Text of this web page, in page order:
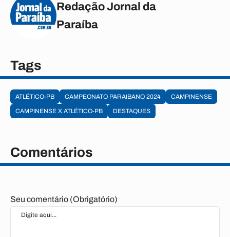
Redação Jornal da
Paraíba
Tags
ATLÉTICO-PB CAMPEONATO PARAIBANO 2024
CAMPINENSE
CAMPINENSE X ATLÉTICO-PB
DESTAQUES
Comentários
Seu comentário (Obrigatório)